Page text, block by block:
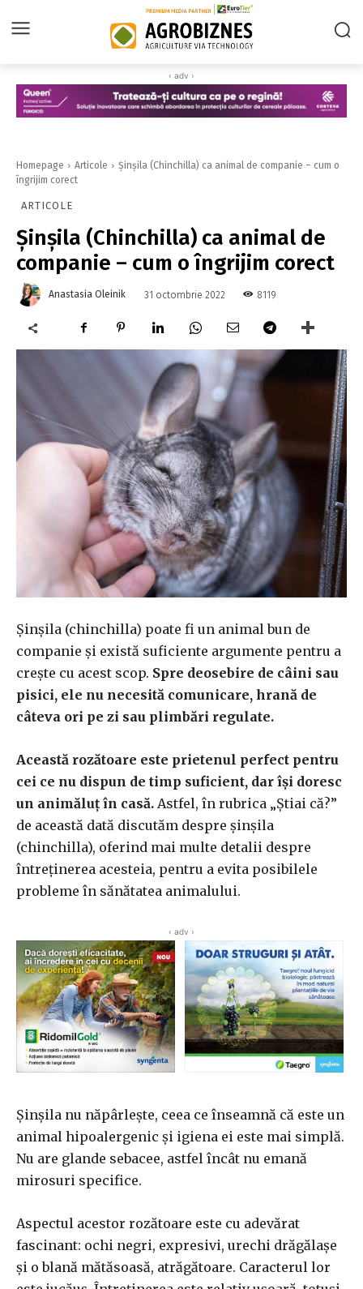
‹ adv ›
Homepage Articole
Șinșila (Chinchilla) ca animal de companie – cum o
îngrijim corect
ARTICOLE
Șinșila (Chinchilla) ca animal de
companie – cum o îngrijim corect
Anastasia Oleinik 31 octombrie 2022 8119
Șinșila (chinchilla) poate fi un animal bun de
companie și există suficiente argumente pentru a
crește cu acest scop. Spre deosebire de câini sau
pisici, ele nu necesită comunicare, hrană de
câteva ori pe zi sau plimbări regulate.
Această rozătoare este prietenul perfect pentru
cei ce nu dispun de timp suficient, dar își doresc
un animăluț în casă. Astfel, în rubrica „Știai că?”
de această dată discutăm despre șinșila
(chinchilla), oferind mai multe detalii despre
întreținerea acesteia, pentru a evita posibilele
probleme în sănătatea animalului.
‹ adv ›
Șinșila nu năpârlește, ceea ce înseamnă că este un
animal hipoalergenic și igiena ei este mai simplă.
Nu are glande sebacee, astfel încât nu emană
mirosuri specifice.
Aspectul acestor rozătoare este cu adevărat
fascinant: ochi negri, expresivi, urechi drăgălașe
și o blană mătăsoasă, atrăgătoare. Caracterul lor